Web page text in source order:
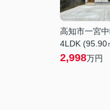
高知市一宮
4LDK (95.90
2,998万円